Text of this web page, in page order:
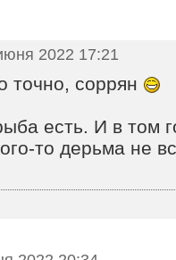
2022 17:21
точно, соррян
есть. И в том
то дерьма не